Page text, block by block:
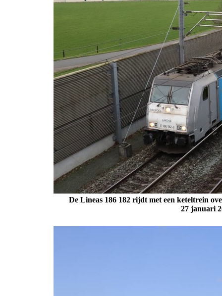
De Lineas 186 182 rijdt met een keteltrein
27 januari